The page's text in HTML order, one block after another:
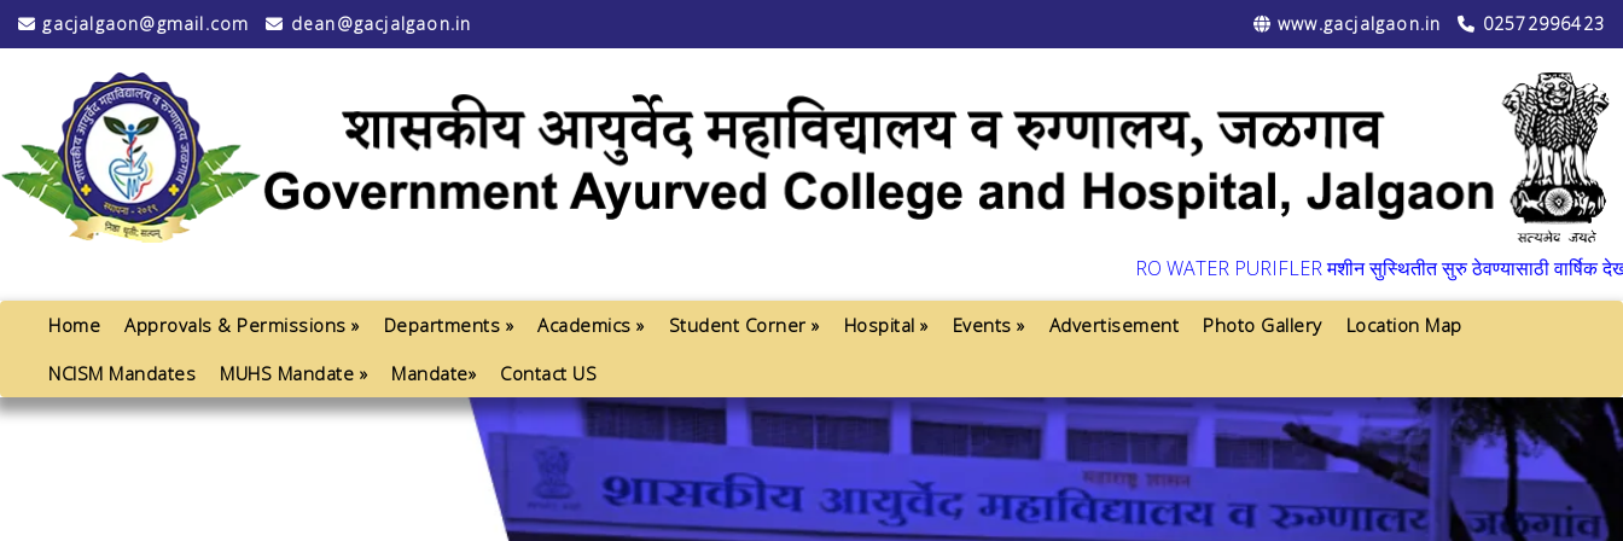
gacjalgaon@gmail.com dean@gacjalgaon.in www.gacjalgaon.in 02572996423
RO WATER PURIFLER मशीन सुस्थितीत सुरु ठेवण्यासाठी वार्षिक
Home Approvals & Permissions » Departments » Academics » Student Corner » Hospital » Events » Advertisement Photo Gallery
Location Map
NCISM Mandates
MUHS Mandate » Mandate» Contact US